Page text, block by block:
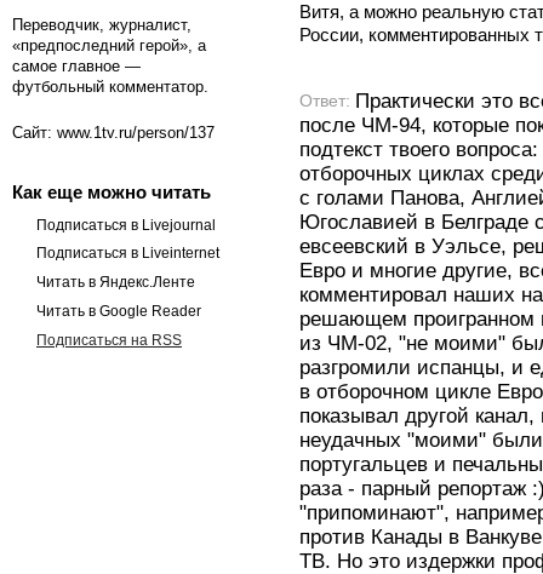
Переводчик, журналист,
«предпоследний герой», а
самое главное —
футбольный комментатор.
Сайт: www.1tv.ru/person/137
Как еще можно читать
Подписаться в Livejournal
Подписаться в Liveinternet
Читать в Яндекс.Ленте
Читать в Google Reader
Подписаться на RSS
Витя, а можно реальную
России, комментированных
Ответ: Практически это
после ЧМ-94, которые
подтекст твоего
отборочных циклах
с голами Панова,
Югославией в Белграде
евсеевский в Уэльсе,
Евро и многие другие,
комментировал наших
решающем проигранном
из ЧМ-02, "не моими"
разгромили испанцы, и
в отборочном цикле
показывал другой
неудачных "моими" были
португальцев и
раза - парный репортаж
"припоминают",
против Канады в
ТВ. Но это издержки